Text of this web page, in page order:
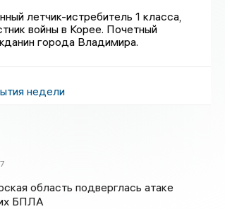
летчик-истребитель 1 класса,
войны в Корее. Почетный
города Владимира.
недели
область подверглась атаке
БПЛА